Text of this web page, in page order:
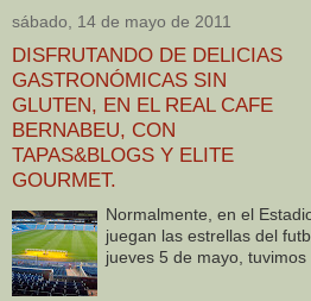
sábado, 14 de mayo de 2011
DISFRUTANDO DE DELICIAS
GASTRONÓMICAS SIN
GLUTEN, EN EL REAL CAFE
BERNABEU, CON
TAPAS&BLOGS Y ELITE
GOURMET.
Normalmente, en el
juegan las estrellas del
jueves 5 de mayo, tuvimos